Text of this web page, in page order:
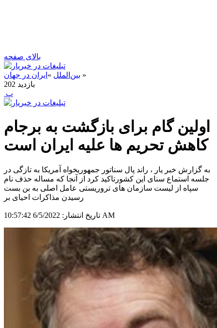
بالای صفحه
بین‌الملل » ایران در جهان
»
202 بازدید
‍ پ
اولین گام برای بازگشت به برجام
کاهش تحریم ها علیه ایران است
به گزارش خبر یار ، راند پال سناتور جمهوریخواه آمریکا به تازگی در
جلسه استماع سنای این کشورتاکید کرد از آنجا که مساله حذف نام
سپاه از لیست سازمان های تروریستی عامل اصلی به بن بست
رسیدن مذاکرات احیای بر
تاریخ انتشار: 6/5/2022 10:57:42 AM